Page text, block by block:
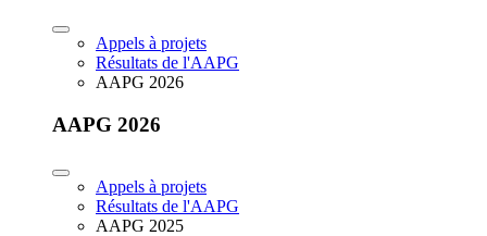
Appels à projets
Résultats de l'AAPG
AAPG 2026
AAPG 2026
Appels à projets
Résultats de l'AAPG
AAPG 2025